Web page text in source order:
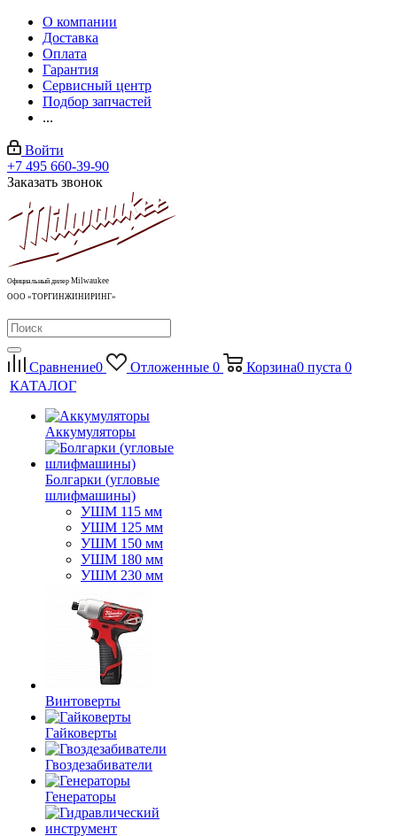
О компании
Доставка
Оплата
Гарантия
Сервисный центр
Подбор запчастей
...
Войти
+7 495 660-39-90
Заказать звонок
Официальный дилер Milwaukee
ООО «ТОРГИНЖИНИРИНГ»
Сравнение0 Отложенные 0 Корзина0 пуста 0
КАТАЛОГ
Аккумуляторы
Болгарки (угловые
шлифмашины)
УШМ 115 мм
УШМ 125 мм
УШМ 150 мм
УШМ 180 мм
УШМ 230 мм
Винтоверты
Гайковерты
Гвоздезабиватели
Генераторы